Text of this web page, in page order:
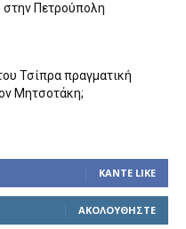
Πετρούπολη
Τσίπρα πραγματική
Μητσοτάκη;
ΚΆΝΤΕ LIKE
ΑΚΟΛΟΥΘΉΣΤΕ